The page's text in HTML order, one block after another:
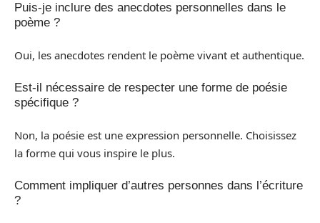
Puis-je inclure des anecdotes personnelles dans le
poème ?
Oui, les anecdotes rendent le poème vivant et authentique.
Est-il nécessaire de respecter une forme de poésie
spécifique ?
Non, la poésie est une expression personnelle. Choisissez
la forme qui vous inspire le plus.
Comment impliquer d’autres personnes dans l’écriture
?